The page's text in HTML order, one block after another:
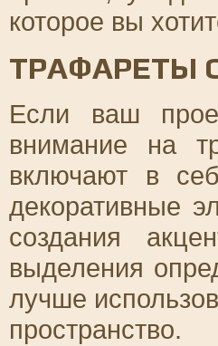
которое вы
ТРАФАРЕТЫ
Если ваш
внимание на
включают в
декоративные
создания
выделения
лучше
пространство.